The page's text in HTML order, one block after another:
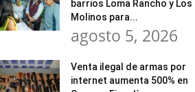
barrios Loma Rancho y Los
Molinos para...
agosto 5, 2026
Venta ilegal de armas por
internet aumenta 500% en